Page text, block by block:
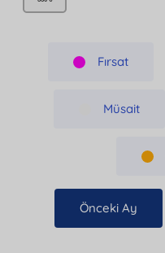
Fırsat
Müsait
Önceki Ay